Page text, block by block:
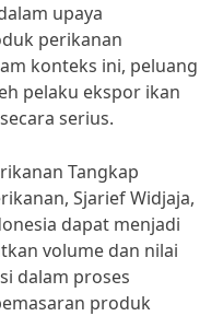
upaya
perikanan
konteks ini, peluang
pelaku ekspor ikan
serius.
Tangkap
Sjarief Widjaja,
dapat menjadi
volume dan nilai
dalam proses
produk